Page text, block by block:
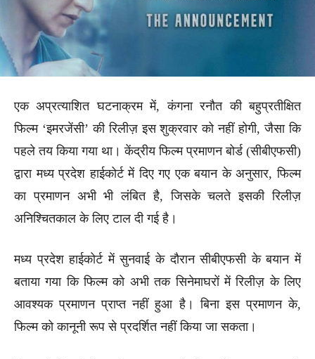
एक अप्रत्याशित घटनाक्रम में, कंगना रनौत की बहुप्रतीक्षित
फिल्म ‘इमरजेंसी’ की रिलीज़ इस शुक्रवार को नहीं होगी, जैसा कि
पहले तय किया गया था। केंद्रीय फिल्म प्रमाणन बोर्ड (सीबीएफसी)
द्वारा मध्य प्रदेश हाईकोर्ट में दिए गए एक बयान के अनुसार, फिल्म
का प्रमाणन अभी भी लंबित है, जिसके चलते इसकी रिलीज़
अनिश्चितकाल के लिए टाल दी गई है।
मध्य प्रदेश हाईकोर्ट में सुनवाई के दौरान सीबीएफसी के बयान में
बताया गया कि फिल्म को अभी तक सिनेमाघरों में रिलीज़ के लिए
आवश्यक प्रमाणन प्राप्त नहीं हुआ है। बिना इस प्रमाणन के,
फिल्म को कानूनी रूप से प्रदर्शित नहीं किया जा सकता।